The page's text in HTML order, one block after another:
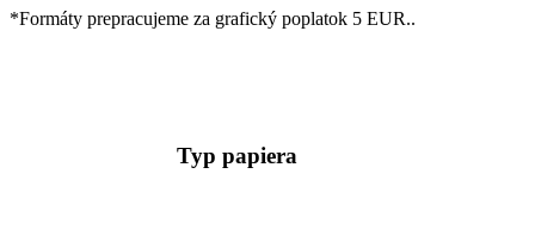
*Formáty prepracujeme za grafický poplatok 5 EUR..
Typ papiera